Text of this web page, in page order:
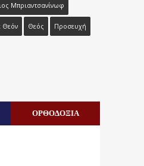
Μπριαντσανίνωφ
Θεόν Θεός Προσευχή
ΟΡΘΟΔΟΞΙΑ